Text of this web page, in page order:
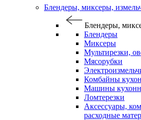
Блендеры, миксеры,
Блендеры,
Блендеры
Миксеры
Мультирезки,
Мясорубки
Комбайны
Машины
Ломтерезки
Аксессуары,
расходные